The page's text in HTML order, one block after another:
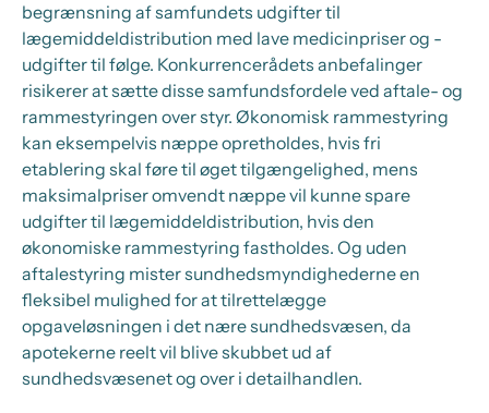
begrænsning af samfundets udgifter til
lægemiddeldistribution med lave medicinpriser og -
udgifter til følge. Konkurrencerådets anbefalinger
risikerer at sætte disse samfundsfordele ved aftale- og
rammestyringen over styr. Økonomisk rammestyring
kan eksempelvis næppe opretholdes, hvis fri
etablering skal føre til øget tilgængelighed, mens
maksimalpriser omvendt næppe vil kunne spare
udgifter til lægemiddeldistribution, hvis den
økonomiske rammestyring fastholdes. Og uden
aftalestyring mister sundhedsmyndighederne en
fleksibel mulighed for at tilrettelægge
opgaveløsningen i det nære sundhedsvæsen, da
apotekerne reelt vil blive skubbet ud af
sundhedsvæsenet og over i detailhandlen.